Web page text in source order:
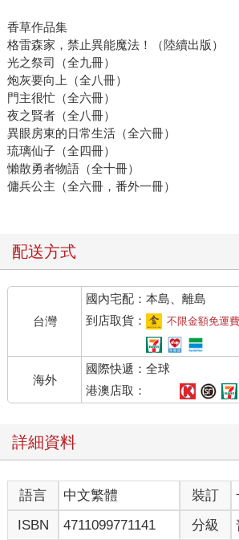
香草作品集
格雷森家，禁止異能魔法！（陸續出版）
光之祭司（全九冊）
炮灰要向上（全八冊）
門主很忙（全六冊）
夜之賢者（全八冊）
異眼房東的日常生活（全六冊）
琉璃仙子（全四冊）
懶散勇者物語（全十冊）
傭兵公主（全六冊，番外一冊）
配送方式
台灣
國內宅配：本島、離島
到店取貨：
不限金額免運費
海外
國際快遞：全球
港澳店取：
詳細資料
語言 中文繁體 裝訂
ISBN
4711099771141 分級